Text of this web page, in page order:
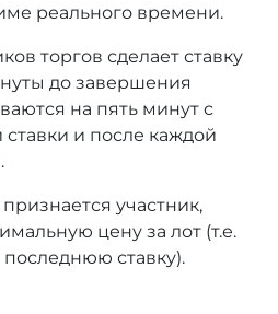
реального времени.
торгов сделает ставку
до завершения
на пять минут с
и после каждой
участник,
цену за лот (т.е.
ставку).